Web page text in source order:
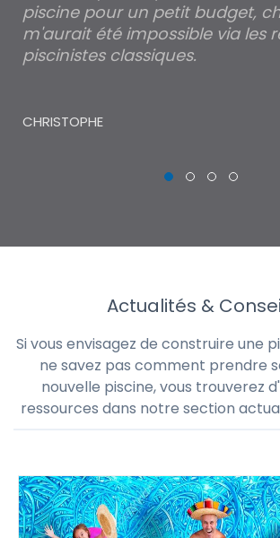
piscine pour un petit budget,
m'aurait été impossible via les
piscinistes classiques.
CHRISTOPHE
Actualités &
Si vous envisagez de construire une
ne savez pas comment prendre
nouvelle piscine, vous trouverez
ressources dans notre section